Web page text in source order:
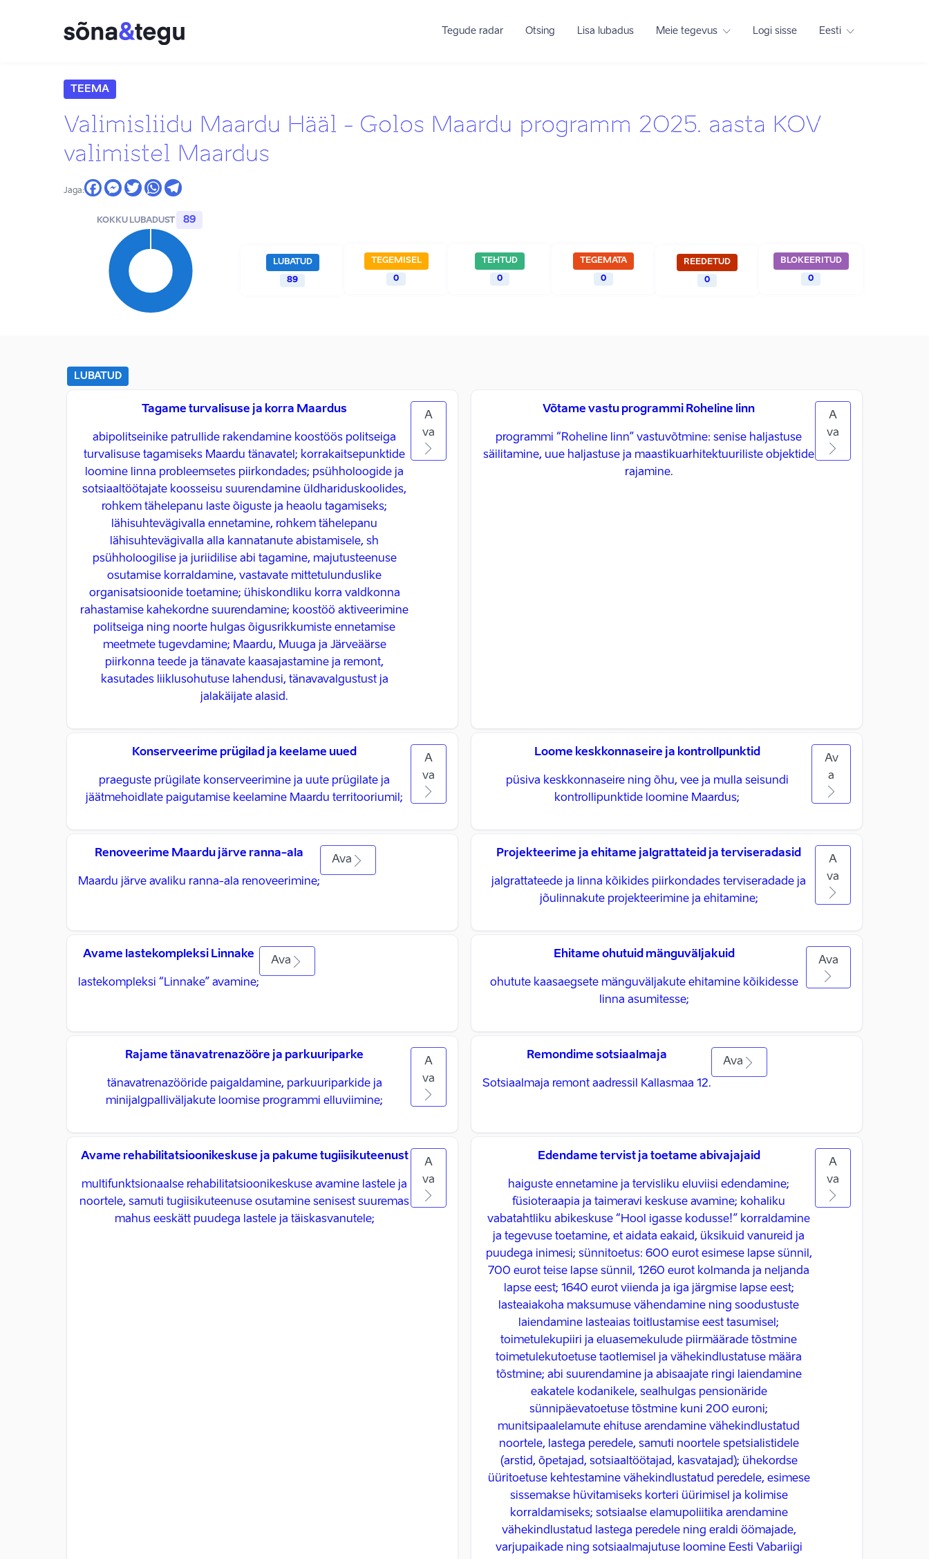
Tegude radar Otsing Lisa lubadus Meie tegevus Logi sisse Eesti
TEEMA
Valimisliidu Maardu Hääl - Golos Maardu programm 2025. aasta KOV
valimistel Maardus
Jaga:
KOKKU LUBADUST 89
LUBATUD
89
TEGEMISEL
0
TEHTUD
0
TEGEMATA
0
REEDETUD
0
BLOKEERITUD
0
LUBATUD
Tagame turvalisuse ja korra Maardus
abipolitseinike patrullide rakendamine koostöös politseiga
turvalisuse tagamiseks Maardu tänavatel; korrakaitsepunktide
loomine linna probleemsetes piirkondades; psühholoogide ja
sotsiaaltöötajate koosseisu suurendamine üldhariduskoolides,
rohkem tähelepanu laste õiguste ja heaolu tagamiseks;
lähisuhtevägivalla ennetamine, rohkem tähelepanu
lähisuhtevägivalla alla kannatanute abistamisele, sh
psühholoogilise ja juriidilise abi tagamine, majutusteenuse
osutamise korraldamine, vastavate mittetulunduslike
organisatsioonide toetamine; ühiskondliku korra valdkonna
rahastamise kahekordne suurendamine; koostöö aktiveerimine
politseiga ning noorte hulgas õigusrikkumiste ennetamise
meetmete tugevdamine; Maardu, Muuga ja Järveäärse
piirkonna teede ja tänavate kaasajastamine ja remont,
kasutades liiklusohutuse lahendusi, tänavavalgustust ja
jalakäijate alasid.
A
va
Võtame vastu programmi Roheline linn
programmi “Roheline linn” vastuvõtmine: senise haljastuse
säilitamine, uue haljastuse ja maastikuarhitektuuriliste objektide
rajamine.
A
va
Konserveerime prügilad ja keelame uued
praeguste prügilate konserveerimine ja uute prügilate ja
jäätmehoidlate paigutamise keelamine Maardu territooriumil;
A
va
Loome keskkonnaseire ja kontrollpunktid
püsiva keskkonnaseire ning õhu, vee ja mulla seisundi
kontrollipunktide loomine Maardus;
Av
a
Renoveerime Maardu järve ranna-ala
Maardu järve avaliku ranna-ala renoveerimine;
Ava
Projekteerime ja ehitame jalgrattateid ja terviseradasid
jalgrattateede ja linna kõikides piirkondades terviseradade ja
jõulinnakute projekteerimine ja ehitamine;
A
va
Avame lastekompleksi Linnake
lastekompleksi “Linnake” avamine;
Ava
Ehitame ohutuid mänguväljakuid
ohutute kaasaegsete mänguväljakute ehitamine kõikidesse
linna asumitesse;
Ava
Rajame tänavatrenazööre ja parkuuriparke
tänavatrenazööride paigaldamine, parkuuriparkide ja
minijalgpalliväljakute loomise programmi elluviimine;
A
va
Remondime sotsiaalmaja
Sotsiaalmaja remont aadressil Kallasmaa 12.
Ava
Avame rehabilitatsioonikeskuse ja pakume tugiisikuteenust
multifunktsionaalse rehabilitatsioonikeskuse avamine lastele ja
noortele, samuti tugiisikuteenuse osutamine senisest suuremas
mahus eeskätt puudega lastele ja täiskasvanutele;
A
va
Edendame tervist ja toetame abivajajaid
haiguste ennetamine ja tervisliku eluviisi edendamine;
füsioteraapia ja taimeravi keskuse avamine; kohaliku
vabatahtliku abikeskuse “Hool igasse kodusse!” korraldamine
ja tegevuse toetamine, et aidata eakaid, üksikuid vanureid ja
puudega inimesi; sünnitoetus: 600 eurot esimese lapse sünnil,
700 eurot teise lapse sünnil, 1260 eurot kolmanda ja neljanda
lapse eest; 1640 eurot viienda ja iga järgmise lapse eest;
lasteaiakoha maksumuse vähendamine ning soodustuste
laiendamine lasteaias toitlustamise eest tasumisel;
toimetulekupiiri ja eluasemekulude piirmäärade tõstmine
toimetulekutoetuse taotlemisel ja vähekindlustatuse määra
tõstmine; abi suurendamine ja abisaajate ringi laiendamine
eakatele kodanikele, sealhulgas pensionäride
sünnipäevatoetuse tõstmine kuni 200 euroni;
munitsipaalelamute ehituse arendamine vähekindlustatud
noortele, lastega peredele, samuti noortele spetsialistidele
(arstid, õpetajad, sotsiaaltöötajad, kasvatajad); ühekordse
üüritoetuse kehtestamine vähekindlustatud peredele, esimese
sissemakse hüvitamiseks korteri üürimisel ja kolimise
korraldamiseks; sotsiaalse elamupoliitika arendamine
vähekindlustatud lastega peredele ning eraldi öömajade,
varjupaikade ning sotsiaalmajutuse loomine Eesti Vabariigi
A
va